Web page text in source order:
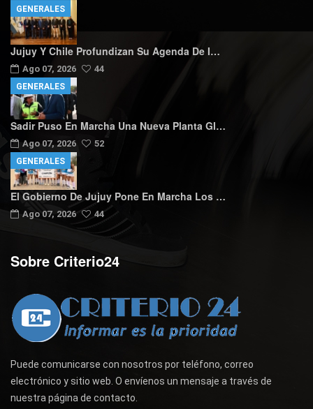
Jujuy Y Chile Profundizan Su Agenda De I…
Ago 07, 2026 44
GENERALES
Sadir Puso En Marcha Una Nueva Planta GI…
Ago 07, 2026 52
GENERALES
El Gobierno De Jujuy Pone En Marcha Los …
Ago 07, 2026 44
GENERALES
Sobre Criterio24
Puede comunicarse con nosotros por teléfono, correo
electrónico y sitio web. O envíenos un mensaje a través de
nuestra página de contacto.